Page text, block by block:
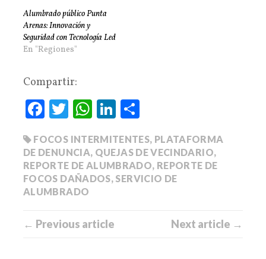
Alumbrado público Punta
Arenas: Innovación y
Seguridad con Tecnología Led
En "Regiones"
Compartir:
Fa
bo
ok
T
tte
r
W
ts
A
pp
Li
ed
In
m
pa
rti
FOCOS INTERMITENTES, PLATAFORMA
DE DENUNCIA, QUEJAS DE VECINDARIO,
REPORTE DE ALUMBRADO, REPORTE DE
FOCOS DAÑADOS, SERVICIO DE
ALUMBRADO
← Previous article Next article →